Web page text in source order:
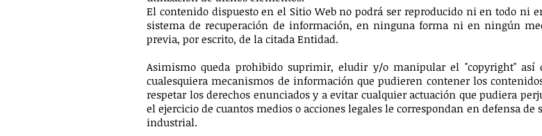
El contenido dispuesto en el Sitio Web no podrá ser reproducido ni en todo
sistema de recuperación de información, en ninguna forma ni en ningún
previa, por escrito, de la citada Entidad.
Asimismo queda prohibido suprimir, eludir y/o manipular el "copyright" así
cualesquiera mecanismos de información que pudieren contener los
respetar los derechos enunciados y a evitar cualquier actuación que pudiera
el ejercicio de cuantos medios o acciones legales le correspondan en defensa
industrial.